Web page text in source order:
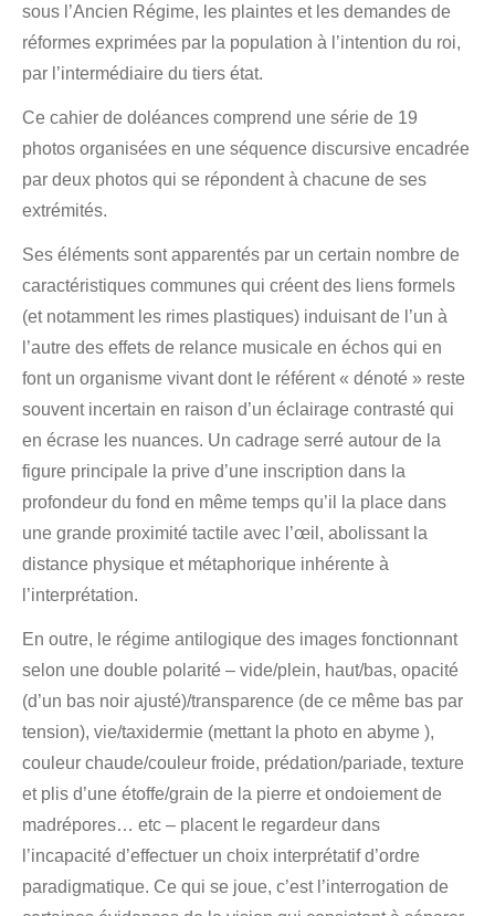
sous l’Ancien Régime, les plaintes et les demandes de
réformes exprimées par la population à l’intention du roi,
par l’intermédiaire du tiers état.
Ce cahier de doléances comprend une série de 19
photos organisées en une séquence discursive encadrée
par deux photos qui se répondent à chacune de ses
extrémités.
Ses éléments sont apparentés par un certain nombre de
caractéristiques communes qui créent des liens formels
(et notamment les rimes plastiques) induisant de l’un à
l’autre des effets de relance musicale en échos qui en
font un organisme vivant dont le référent « dénoté » reste
souvent incertain en raison d’un éclairage contrasté qui
en écrase les nuances. Un cadrage serré autour de la
figure principale la prive d’une inscription dans la
profondeur du fond en même temps qu’il la place dans
une grande proximité tactile avec l’œil, abolissant la
distance physique et métaphorique inhérente à
l’interprétation.
En outre, le régime antilogique des images fonctionnant
selon une double polarité – vide/plein, haut/bas, opacité
(d’un bas noir ajusté)/transparence (de ce même bas par
tension), vie/taxidermie (mettant la photo en abyme ),
couleur chaude/couleur froide, prédation/pariade, texture
et plis d’une étoffe/grain de la pierre et ondoiement de
madrépores… etc – placent le regardeur dans
l’incapacité d’effectuer un choix interprétatif d’ordre
paradigmatique. Ce qui se joue, c’est l’interrogation de